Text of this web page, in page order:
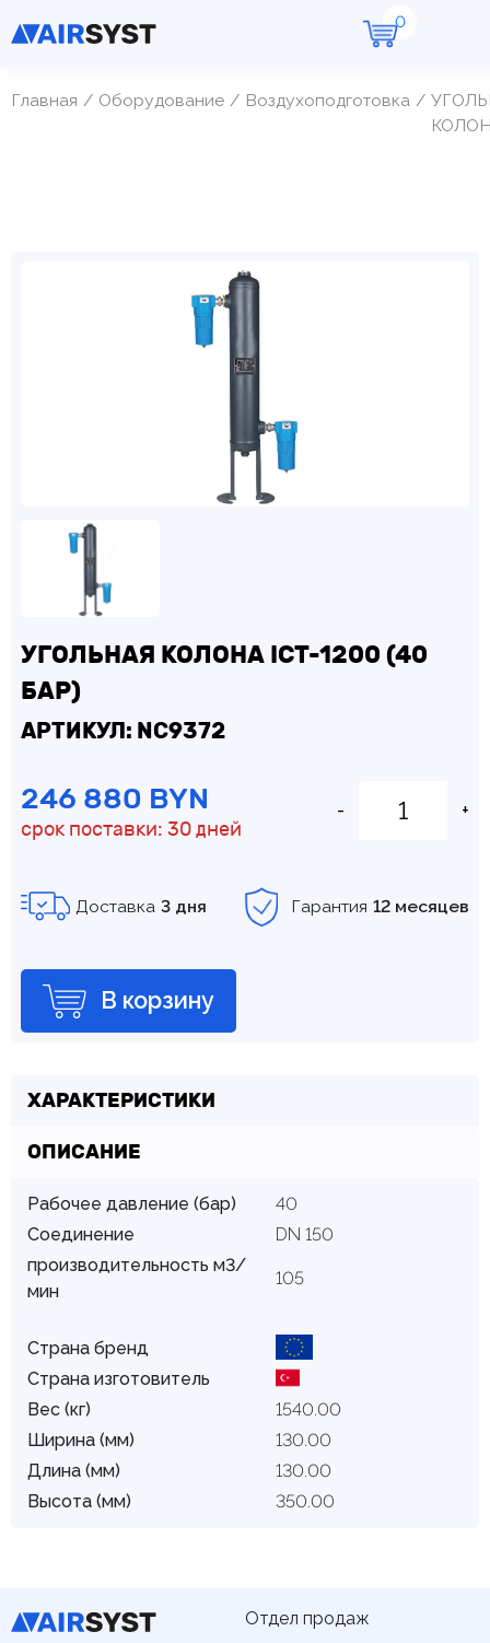
Главная Оборудование Воздухоподготовка
УГОЛЬНАЯ КОЛОНА ICT-1200 (40
БАР)
АРТИКУЛ: NC9372
246 880 BYN
срок поставки: 30 дней
- +
Доставка 3 дня Гарантия 12 месяцев
В корзину
ХАРАКТЕРИСТИКИ
ОПИСАНИЕ
Рабочее давление (бар)
40
Соединение
DN 150
производительность м3/
мин
105
Страна бренд
Страна изготовитель
Вес (кг)
1540.00
Ширина (мм)
130.00
Длина (мм)
130.00
Высота (мм)
350.00
Отдел продаж